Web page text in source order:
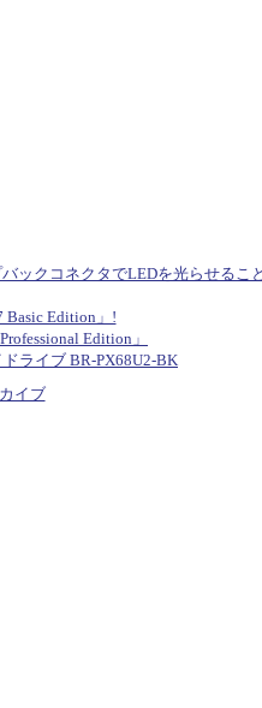
ックコネクタでLEDを光らせるこ
Basic Edition」!
Edition」
ライブ BR-PX68U2-BK
イブ